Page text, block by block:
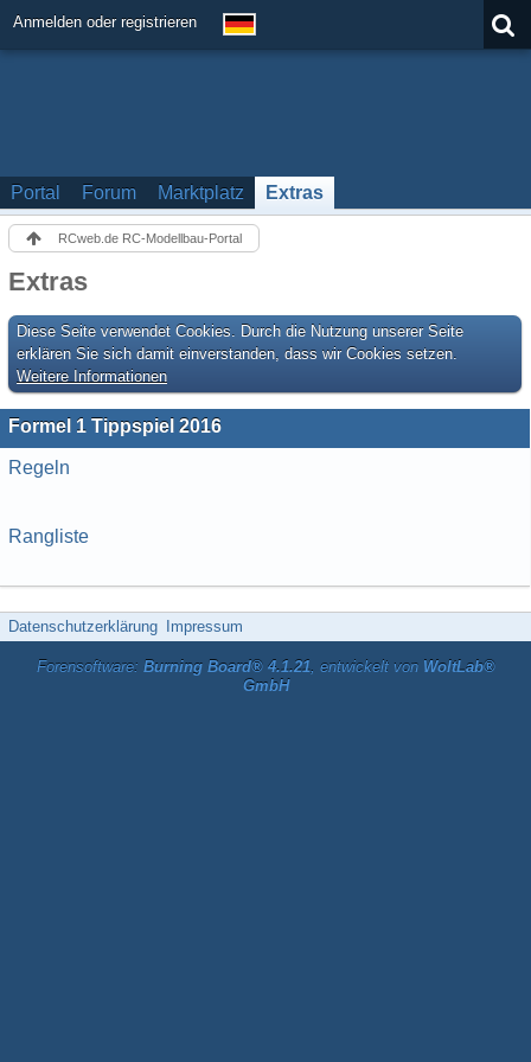
Anmelden oder registrieren
Portal Forum Marktplatz Extras
RCweb.de RC-Modellbau-Portal
Extras
Diese Seite verwendet Cookies. Durch die Nutzung unserer Seite
erklären Sie sich damit einverstanden, dass wir Cookies setzen.
Weitere Informationen
Formel 1 Tippspiel 2016
Regeln
Rangliste
Datenschutzerklärung Impressum
Forensoftware: Burning Board® 4.1.21, entwickelt von WoltLab®
GmbH